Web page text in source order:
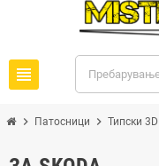
view_headline
chevron_right Патосници chevron_right Типски